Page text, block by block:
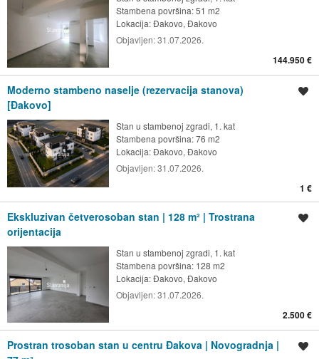
Stambena površina: 51 m2
Lokacija:Đakovo, Đakovo
Objavljen:31.07.2026.
144.950 €
Moderno stambeno naselje (rezervacija stanova)
[Đakovo]
Stan u stambenoj zgradi, 1. kat
Stambena površina: 76 m2
Lokacija:Đakovo, Đakovo
Objavljen:31.07.2026.
1 €
Ekskluzivan četverosoban stan | 128 m² | Trostrana
orijentacija
Stan u stambenoj zgradi, 1. kat
Stambena površina: 128 m2
Lokacija:Đakovo, Đakovo
Objavljen:31.07.2026.
2.500 €
Prostran trosoban stan u centru Đakova | Novogradnja |